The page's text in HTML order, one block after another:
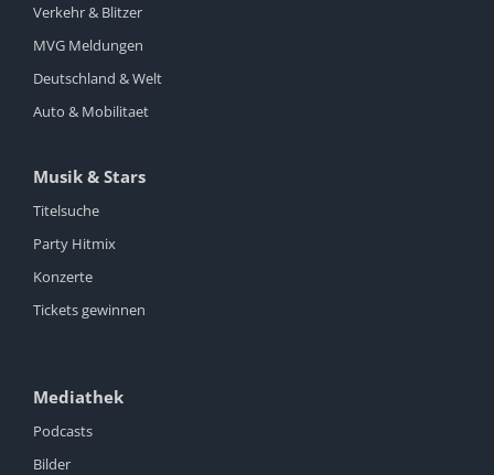
Verkehr & Blitzer
MVG Meldungen
Deutschland & Welt
Auto & Mobilitaet
Musik & Stars
Titelsuche
Party Hitmix
Konzerte
Tickets gewinnen
Mediathek
Podcasts
Bilder